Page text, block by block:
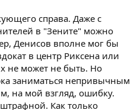
справа. Даже с
в "Зените" можно
Денисов вполне мог бы
в центр Риксена или
не может не быть. Но
заниматься непривычным
на мой взгляд, ошибку.
Как только